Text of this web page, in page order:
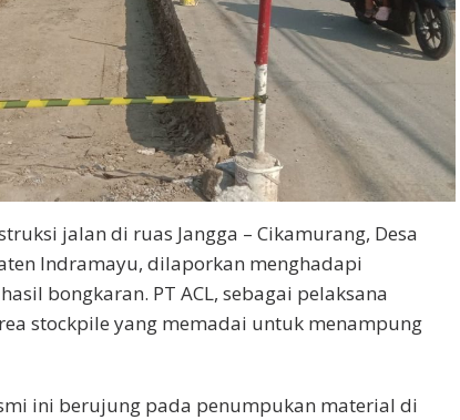
jalan di ruas Jangga – Cikamurang, Desa
Indramayu, dilaporkan menghadapi
bongkaran. PT ACL, sebagai pelaksana
stockpile yang memadai untuk menampung
ini berujung pada penumpukan material di